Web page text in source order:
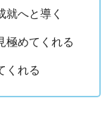
就へと導く
極めてくれる
くれる